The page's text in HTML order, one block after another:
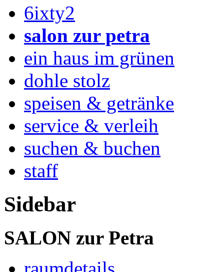
6ixty2
salon zur petra
ein haus im grünen
dohle stolz
speisen & getränke
service & verleih
suchen & buchen
staff
Sidebar
SALON zur Petra